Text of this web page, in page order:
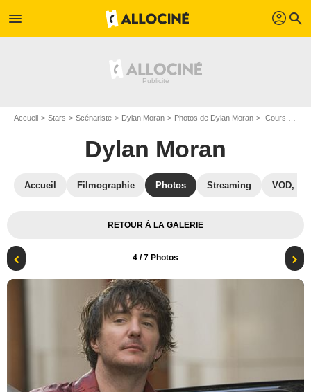
menu profil search
Accueil Stars Scénariste Dylan Moran Photos de Dylan Moran Cours toujours Dennis : Photo Dylan Moran, David Schwimmer
Dylan Moran
Accueil Filmographie Photos Streaming VOD,
RETOUR À LA GALERIE
4 / 7 Photos